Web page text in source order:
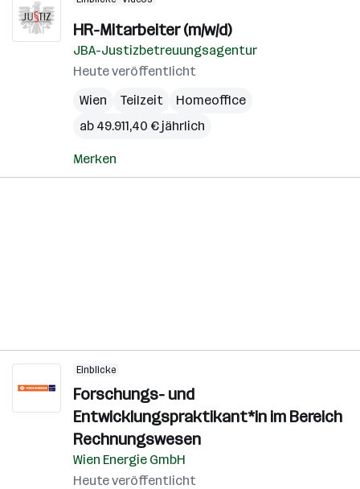
HR-Mitarbeiter (m/w/d)
JBA-Justizbetreuungsagentur
Heute veröffentlicht
Wien
Teilzeit
Homeoffice
ab 49.911,40 € jährlich
Merken
Einblicke
Forschungs- und
Entwicklungspraktikant*in im Bereich
Rechnungswesen
Wien Energie GmbH
Heute veröffentlicht